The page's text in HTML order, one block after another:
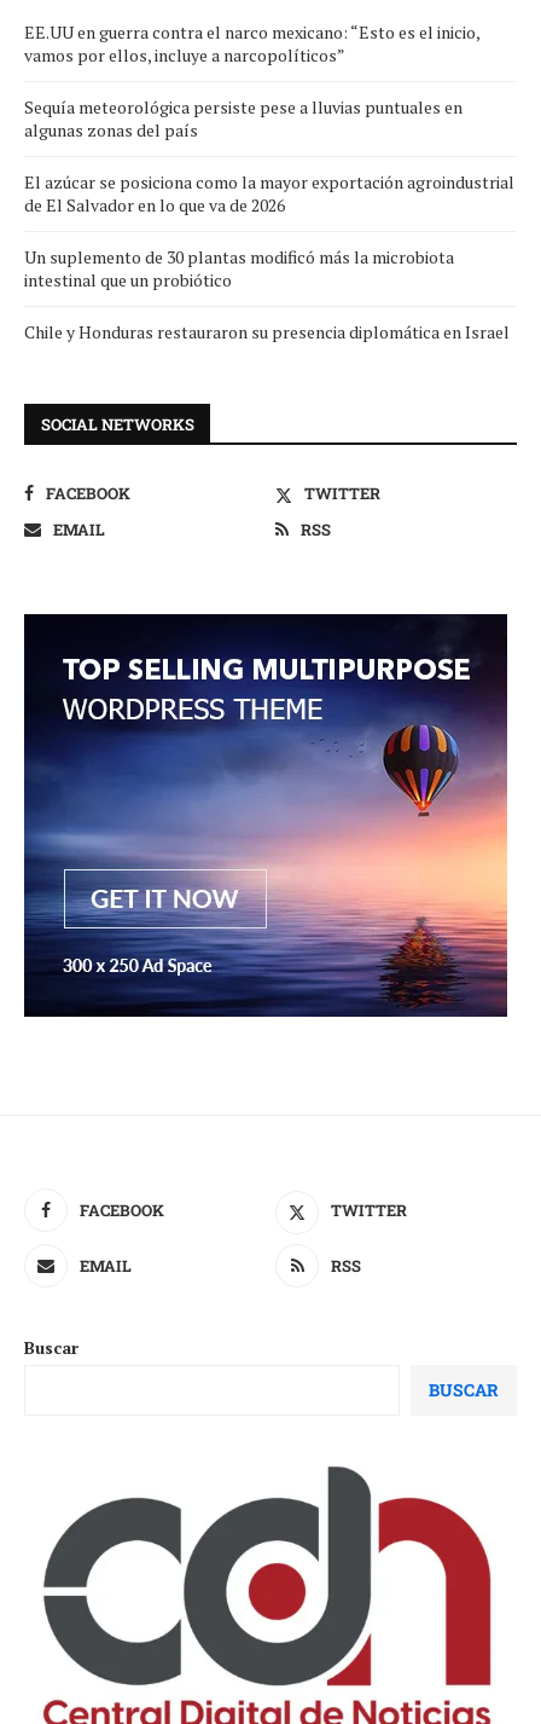
EE.UU en guerra contra el narco mexicano: “Esto es el inicio,
vamos por ellos, incluye a narcopolíticos”
Sequía meteorológica persiste pese a lluvias puntuales en
algunas zonas del país
El azúcar se posiciona como la mayor exportación agroindustrial
de El Salvador en lo que va de 2026
Un suplemento de 30 plantas modificó más la microbiota
intestinal que un probiótico
Chile y Honduras restauraron su presencia diplomática en Israel
SOCIAL NETWORKS
FACEBOOK
TWITTER
EMAIL
RSS
FACEBOOK TWITTER
EMAIL RSS
Buscar
BUSCAR